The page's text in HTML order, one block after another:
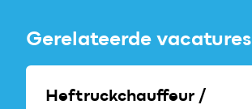
Gerelateerde vacatures
Heftruckchauffeur /